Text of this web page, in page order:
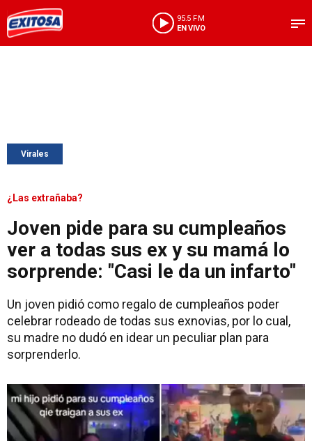
95.5 FM
EN VIVO
Virales
¿Las extrañaba?
Joven pide para su cumpleaños
ver a todas sus ex y su mamá lo
sorprende: "Casi le da un infarto"
Un joven pidió como regalo de cumpleaños poder
celebrar rodeado de todas sus exnovias, por lo cual,
su madre no dudó en idear un peculiar plan para
sorprenderlo.